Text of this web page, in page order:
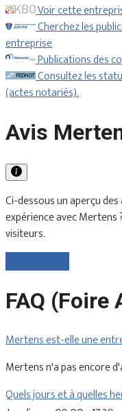
Voir cette
Cherchez les
entreprise
Publications des
Consultez les
(actes notariés).
Avis
Ci-dessous un aperçu
expérience avec Mertens
visiteurs.
FAQ (Foire
Mertens est-elle une
Mertens n'a pas encore
Quels jours et à quelles